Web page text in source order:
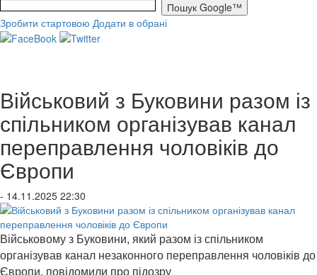
Зробити стартовою Додати в обрані
Військовий з Буковини разом із
спільником організував канал
переправлення чоловіків до
Європи
- 14.11.2025 22:30
Військовому з Буковини, який разом із спільником
організував канал незаконного переправлення чоловіків до
Європи, повідомили про підозру